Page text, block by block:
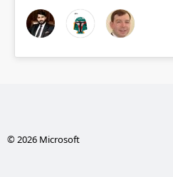
© 2026 Microsoft